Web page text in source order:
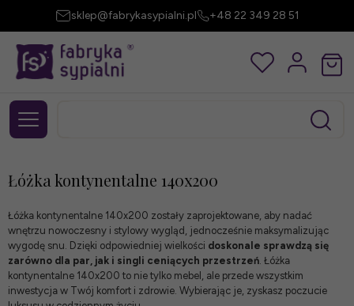
sklep@fabrykasypialni.pl +48 22 349 28 51
Łóżka kontynentalne 140x200
Łóżka kontynentalne 140x200 zostały zaprojektowane, aby nadać
wnętrzu nowoczesny i stylowy wygląd, jednocześnie maksymalizując
wygodę snu. Dzięki odpowiedniej wielkości doskonale sprawdzą się
zarówno dla par, jak i singli ceniących przestrzeń. Łóżka
kontynentalne 140x200 to nie tylko mebel, ale przede wszystkim
inwestycja w Twój komfort i zdrowie. Wybierając je, zyskasz poczucie